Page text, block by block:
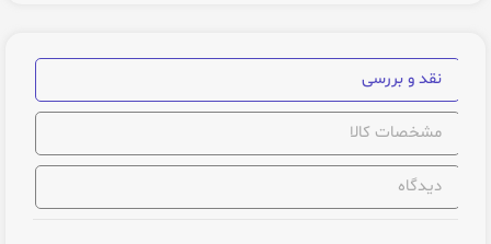
نقد و بررسی
مشخصات کالا
دیدگاه